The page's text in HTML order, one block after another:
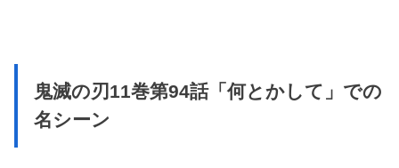
鬼滅の刃11巻第94話「何とかして」での
名シーン